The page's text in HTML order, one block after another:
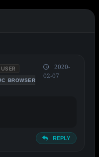
USER
BROWSER
2020-
02-07
REPLY